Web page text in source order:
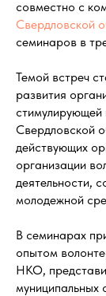
совместно с
Свердловской
семинаров в
Темой встреч
развития
Свердловской
действующих
организации
деятельности,
молодежной
В семинарах
опытом
НКО,
муниципальных